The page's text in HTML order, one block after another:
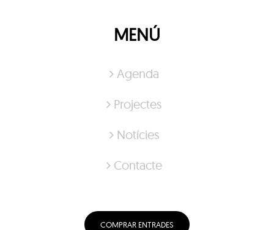
MENÚ
Agenda
Projectes
Notícies
Contacte
COMPRAR ENTRADES